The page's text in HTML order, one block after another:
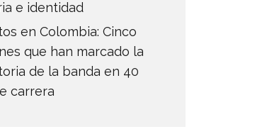
e identidad
en Colombia: Cinco
que han marcado la
de la banda en 40
carrera